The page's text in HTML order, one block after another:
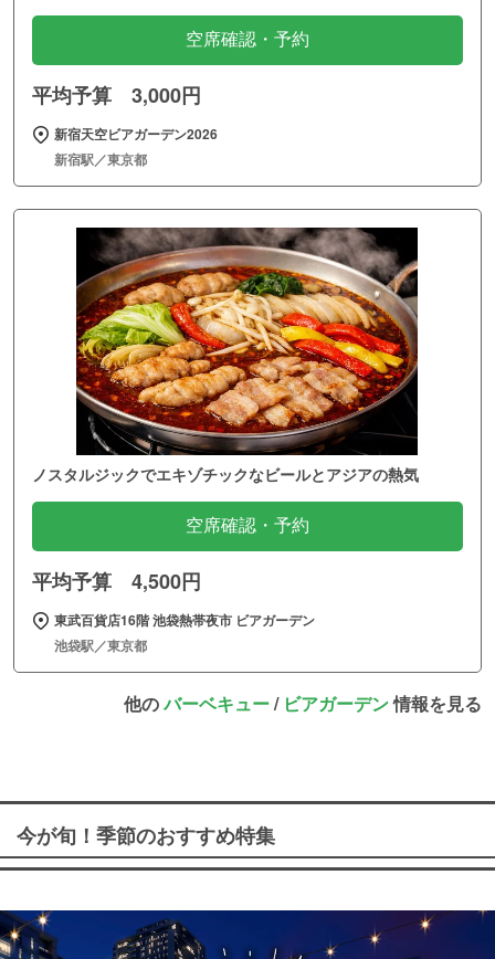
空席確認・予約
平均予算 3,000円
新宿天空ビアガーデン2026
新宿駅／東京都
ノスタルジックでエキゾチックなビールとアジアの熱気
空席確認・予約
平均予算 4,500円
東武百貨店16階 池袋熱帯夜市 ビアガーデン
池袋駅／東京都
他のバーベキュー/ ビアガーデン情報を見る
今が旬！季節のおすすめ特集